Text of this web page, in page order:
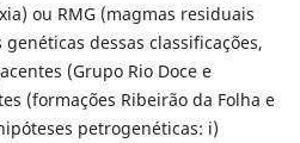
ou RMG (magmas residuais
dessas classificações,
(Grupo Rio Doce e
(formações Ribeirão da Folha e
petrogenéticas: i)